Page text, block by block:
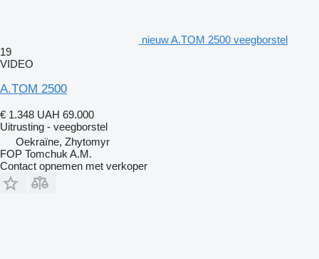
nieuw A.TOM 2500 veegborstel
19
VIDEO
A.TOM 2500
€ 1.348 UAH 69.000
Uitrusting - veegborstel
Oekraïne, Zhytomyr
FOP Tomchuk A.M.
Contact opnemen met verkoper